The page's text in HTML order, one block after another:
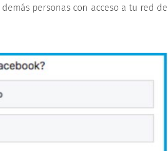
personas con acceso a tu red de